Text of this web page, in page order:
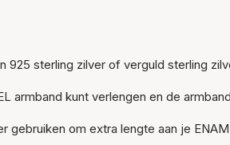
925 sterling zilver of verguld sterling
armband kunt verlengen en de
gebruiken om extra lengte aan je